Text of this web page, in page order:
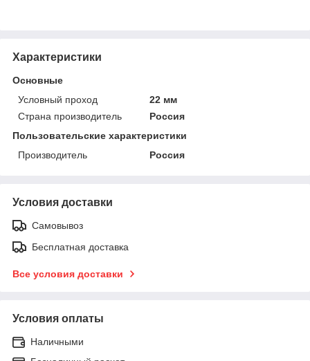
Характеристики
Основные
Условный проход
22 мм
Страна производитель
Россия
Пользовательские характеристики
Производитель
Россия
Условия доставки
Самовывоз
Бесплатная доставка
Все условия доставки
Условия оплаты
Наличными